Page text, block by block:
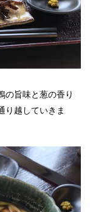
の旨味と葱の香り
り越していきま